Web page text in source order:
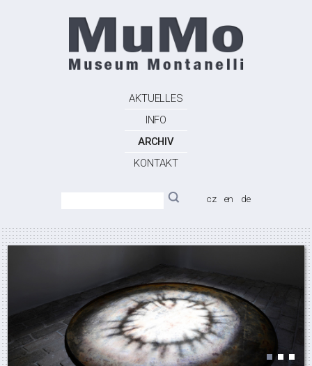
AKTUELLES
INFO
ARCHIV
KONTAKT
cz en de